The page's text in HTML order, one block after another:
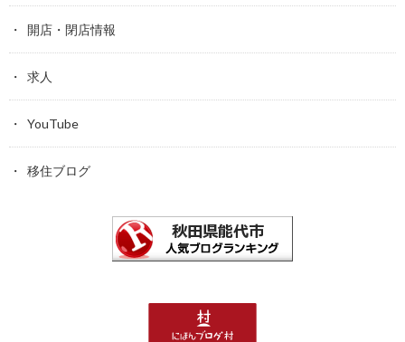
開店・閉店情報
求人
YouTube
移住ブログ